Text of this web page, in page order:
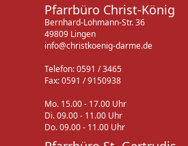
Pfarrbüro Christ-König
Bernhard-Lohmann-Str. 36
49809 Lingen
info@christkoenig-darme.de
Telefon: 0591 / 3465
Fax: 0591 / 9150938
Mo. 15.00 - 17.00 Uhr
Di. 09.00 - 11.00 Uhr
Do. 09.00 - 11.00 Uhr